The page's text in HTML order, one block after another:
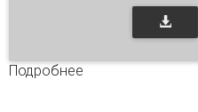
Подробнее